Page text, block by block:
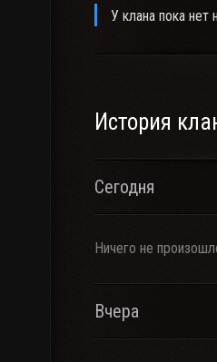
У клана пока нет
История
Сегодня
Ничего не
Вчера